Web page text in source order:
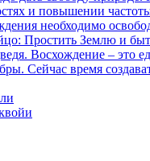
и повышении
необходимо
Простить Землю и
Восхождение – это
Сейчас время